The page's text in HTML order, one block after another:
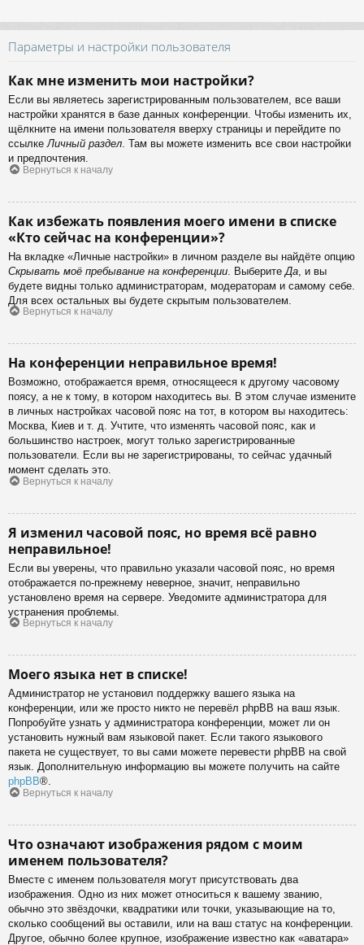
Параметры и настройки пользователя
Как мне изменить мои настройки?
Если вы являетесь зарегистрированным пользователем, все ваши
настройки хранятся в базе данных конференции. Чтобы изменить их,
щёлкните на имени пользователя вверху страницы и перейдите по
ссылкеЛичный раздел. Там вы можете изменить все свои настройки
и предпочтения.
Вернуться к началу
Как избежать появления моего имени в списке
«Кто сейчас на конференции»?
На вкладке «Личные настройки» в личном разделе вы найдёте опцию
Скрывать моё пребывание на конференции . Выберите Да , и вы
будете видны только администраторам, модераторам и самому себе.
Для всех остальных вы будете скрытым пользователем.
Вернуться к началу
На конференции неправильное время!
Возможно, отображается время, относящееся к другому часовому
поясу, а не к тому, в котором находитесь вы. В этом случае измените
в личных настройках часовой пояс на тот, в котором вы находитесь:
Москва, Киев и т. д. Учтите, что изменять часовой пояс, как и
большинство настроек, могут только зарегистрированные
пользователи. Если вы не зарегистрированы, то сейчас удачный
момент сделать это.
Вернуться к началу
Я изменил часовой пояс, но время всё равно
неправильное!
Если вы уверены, что правильно указали часовой пояс, но время
отображается по-прежнему неверное, значит, неправильно
установлено время на сервере. Уведомите администратора для
устранения проблемы.
Вернуться к началу
Моего языка нет в списке!
Администратор не установил поддержку вашего языка на
конференции, или же просто никто не перевёл phpBB на ваш язык.
Попробуйте узнать у администратора конференции, может ли он
установить нужный вам языковой пакет. Если такого языкового
пакета не существует, то вы сами можете перевести phpBB на свой
язык. Дополнительную информацию вы можете получить на сайте
phpBB®.
Вернуться к началу
Что означают изображения рядом с моим
именем пользователя?
Вместе с именем пользователя могут присутствовать два
изображения. Одно из них может относиться к вашему званию,
обычно это звёздочки, квадратики или точки, указывающие на то,
сколько сообщений вы оставили, или на ваш статус на конференции.
Другое, обычно более крупное, изображение известно как «аватара»